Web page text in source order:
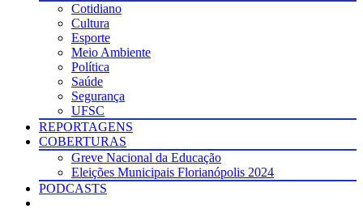
Cotidiano
Cultura
Esporte
Meio Ambiente
Política
Saúde
Segurança
UFSC
REPORTAGENS
COBERTURAS
Greve Nacional da Educação
Eleições Municipais Florianópolis 2024
PODCASTS